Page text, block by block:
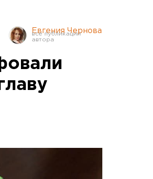
Евгения Чернова